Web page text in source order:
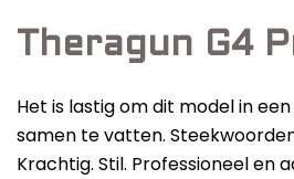
Sanbo
Tunturi
Theragun G4
Het is lastig om dit model in
samen te vatten.
Krachtig. Stil. Professioneel en
Toplijst